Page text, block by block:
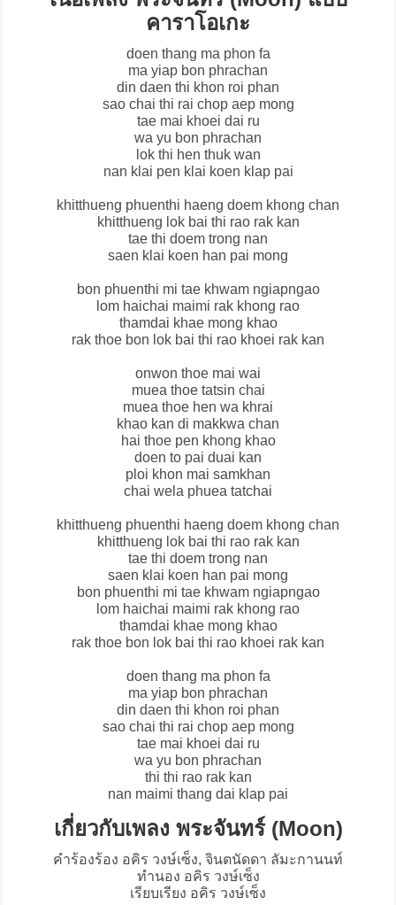
คาราโอเกะ
doen thang ma phon fa
ma yiap bon phrachan
din daen thi khon roi phan
sao chai thi rai chop aep mong
tae mai khoei dai ru
wa yu bon phrachan
lok thi hen thuk wan
nan klai pen klai koen klap pai
khitthueng phuenthi haeng doem khong chan
khitthueng lok bai thi rao rak kan
tae thi doem trong nan
saen klai koen han pai mong
bon phuenthi mi tae khwam ngiapngao
lom haichai maimi rak khong rao
thamdai khae mong khao
rak thoe bon lok bai thi rao khoei rak kan
onwon thoe mai wai
muea thoe tatsin chai
muea thoe hen wa khrai
khao kan di makkwa chan
hai thoe pen khong khao
doen to pai duai kan
ploi khon mai samkhan
chai wela phuea tatchai
khitthueng phuenthi haeng doem khong chan
khitthueng lok bai thi rao rak kan
tae thi doem trong nan
saen klai koen han pai mong
bon phuenthi mi tae khwam ngiapngao
lom haichai maimi rak khong rao
thamdai khae mong khao
rak thoe bon lok bai thi rao khoei rak kan
doen thang ma phon fa
ma yiap bon phrachan
din daen thi khon roi phan
sao chai thi rai chop aep mong
tae mai khoei dai ru
wa yu bon phrachan
thi thi rao rak kan
nan maimi thang dai klap pai
เกี่ยวกับเพลง พระจันทร์ (Moon)
คำร้องร้อง อคิร วงษ์เซ็ง, จินตนัดดา ลัมะกานนท์
ทำนอง อคิร วงษ์เซ็ง
เรียบเรียง อคิร วงษ์เซ็ง